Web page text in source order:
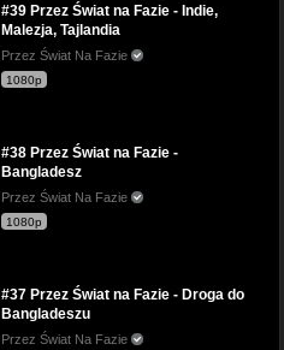
#39 Przez Świat na Fazie - Indie,
Malezja, Tajlandia
Przez Świat Na Fazie
1080p
#38 Przez Świat na Fazie -
Bangladesz
Przez Świat Na Fazie
1080p
#37 Przez Świat na Fazie - Droga do
Bangladeszu
Przez Świat Na Fazie